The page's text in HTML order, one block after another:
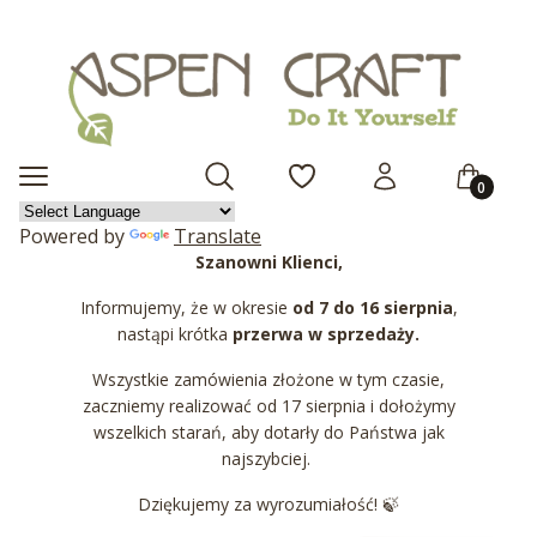
Menu Otwórz wyszukiwarkę
Szukaj Ulubione Zaloguj się Koszyk
Powered by Translate
Szanowni Klienci,
Informujemy, że w okresie od 7 do 16 sierpnia,
nastąpi krótka przerwa w sprzedaży.
Wszystkie zamówienia złożone w tym czasie,
zaczniemy realizować od 17 sierpnia i dołożymy
wszelkich starań, aby dotarły do Państwa jak
najszybciej.
Dziękujemy za wyrozumiałość! 🍃